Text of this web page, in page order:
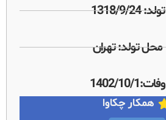
تولد: 1318/9/24
محل تولد: تهران
وفات:1402/10/1
همکار چکاوا